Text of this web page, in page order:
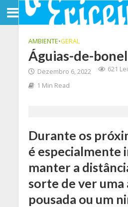
AMBIENTE•GERAL
Águias-de-
Dezembro 6, 2022
621
1 Min Read
Durante os
é especialmente
manter a
sorte de ver uma
pousada ou um